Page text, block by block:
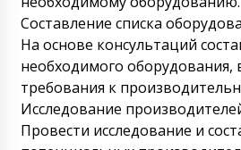
Составление списка
На основе консультаций
необходимого оборудования,
требования к
Исследование
Провести исследование и
упаковки ПВХ+картон LW-35 с
Павлодар. Хотим отследить
доставки.
Роман Цибульский
Инкар, здравствуйте.
Казахстан. Сейчас он на
транспортной